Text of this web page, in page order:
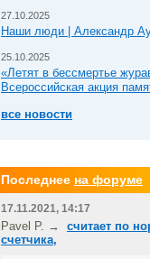
27.10.2025
Наши люди | Александр
25.10.2025
«Летят в бессмертье
Всероссийская акция
все новости
Последнее на форуме
17.11.2021, 14:17
Pavel P. → считает по
счетчика,